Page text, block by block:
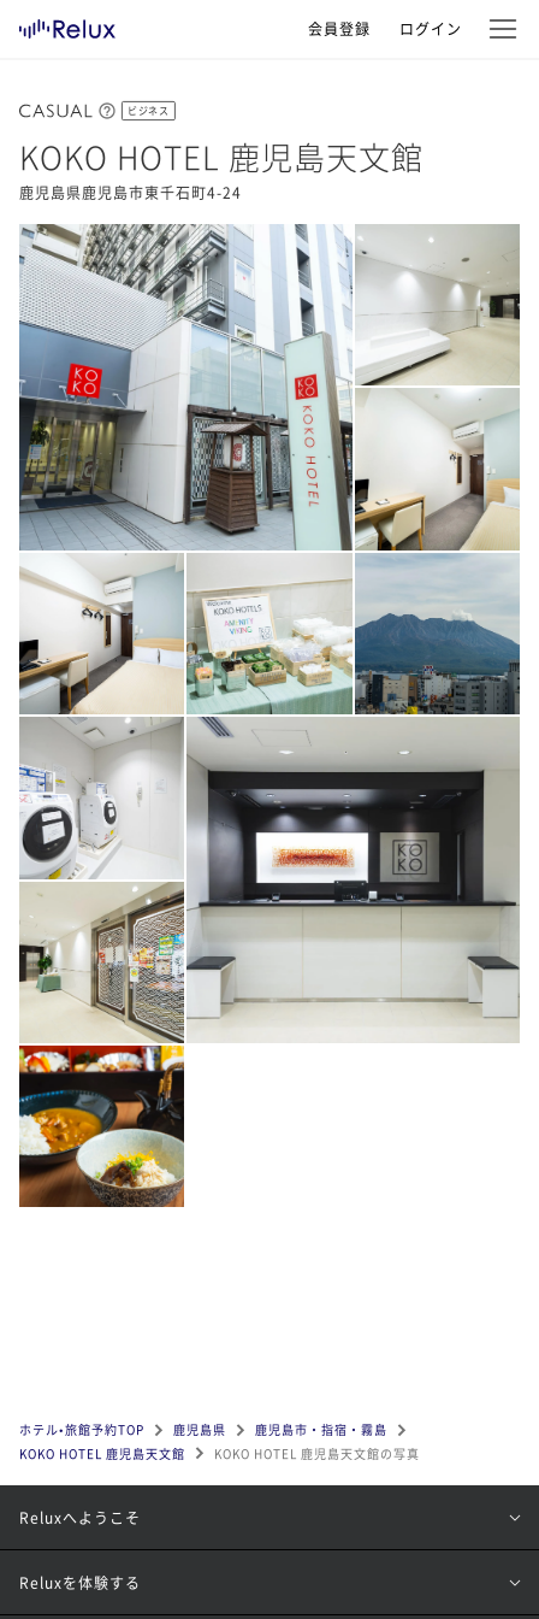
会員登録 ログイン
ビジネス
KOKO HOTEL 鹿児島天文館
鹿児島県鹿児島市東千石町4-24
ホテル•旅館予約TOP 鹿児島県
鹿児島市・指宿・霧島
KOKO HOTEL 鹿児島天文館
KOKO HOTEL 鹿児島天文館の写真
Reluxへようこそ
Reluxを体験する